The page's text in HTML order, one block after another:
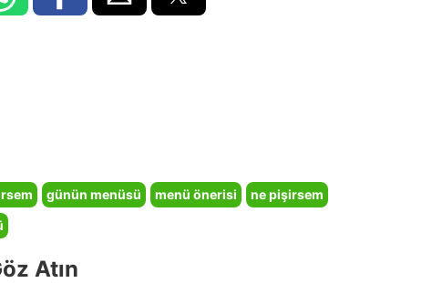
günün menüsü menü önerisi
ne pişirsem
Atın